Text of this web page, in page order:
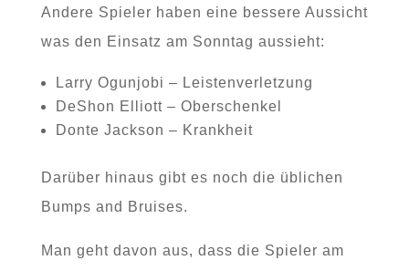
Andere Spieler haben eine bessere Aussicht
was den Einsatz am Sonntag aussieht:
Larry Ogunjobi – Leistenverletzung
DeShon Elliott – Oberschenkel
Donte Jackson – Krankheit
Darüber hinaus gibt es noch die üblichen
Bumps and Bruises.
Man geht davon aus, dass die Spieler am